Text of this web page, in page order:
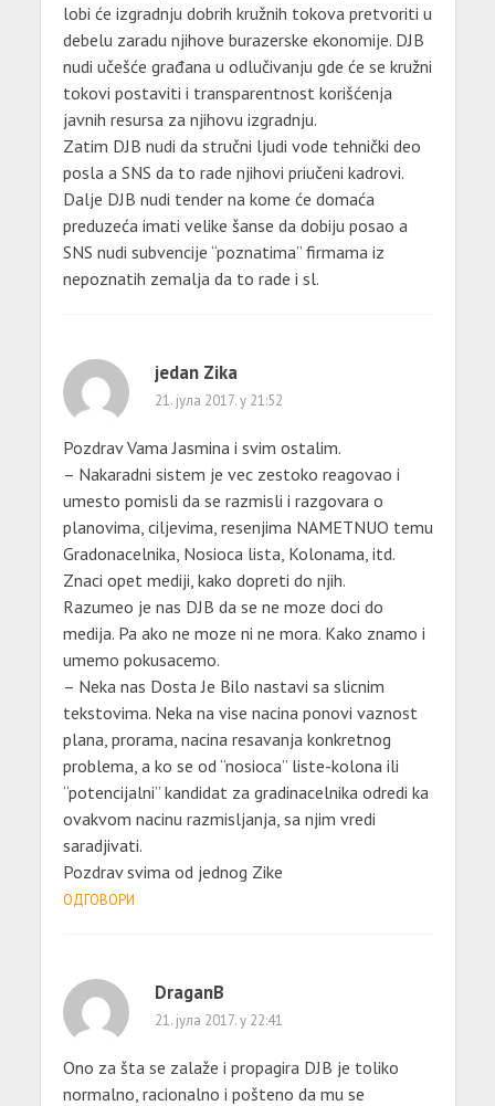
lobi će izgradnju dobrih kružnih tokova pretvoriti u
debelu zaradu njihove burazerske ekonomije. DJB
nudi učešće građana u odlučivanju gde će se kružni
tokovi postaviti i transparentnost korišćenja
javnih resursa za njihovu izgradnju.
Zatim DJB nudi da stručni ljudi vode tehnički deo
posla a SNS da to rade njihovi priučeni kadrovi.
Dalje DJB nudi tender na kome će domaća
preduzeća imati velike šanse da dobiju posao a
SNS nudi subvencije “poznatima” firmama iz
nepoznatih zemalja da to rade i sl.
jedan Zika
21. јула 2017. у 21:52
Pozdrav Vama Jasmina i svim ostalim.
– Nakaradni sistem je vec zestoko reagovao i
umesto pomisli da se razmisli i razgovara o
planovima, ciljevima, resenjima NAMETNUO temu
Gradonacelnika, Nosioca lista, Kolonama, itd.
Znaci opet mediji, kako dopreti do njih.
Razumeo je nas DJB da se ne moze doci do
medija. Pa ako ne moze ni ne mora. Kako znamo i
umemo pokusacemo.
– Neka nas Dosta Je Bilo nastavi sa slicnim
tekstovima. Neka na vise nacina ponovi vaznost
plana, prorama, nacina resavanja konkretnog
problema, a ko se od “nosioca” liste-kolona ili
“potencijalni” kandidat za gradinacelnika odredi ka
ovakvom nacinu razmisljanja, sa njim vredi
saradjivati.
Pozdrav svima od jednog Zike
ОДГОВОРИ
DraganB
21. јула 2017. у 22:41
Ono za šta se zalaže i propagira DJB je toliko
normalno, racionalno i pošteno da mu se